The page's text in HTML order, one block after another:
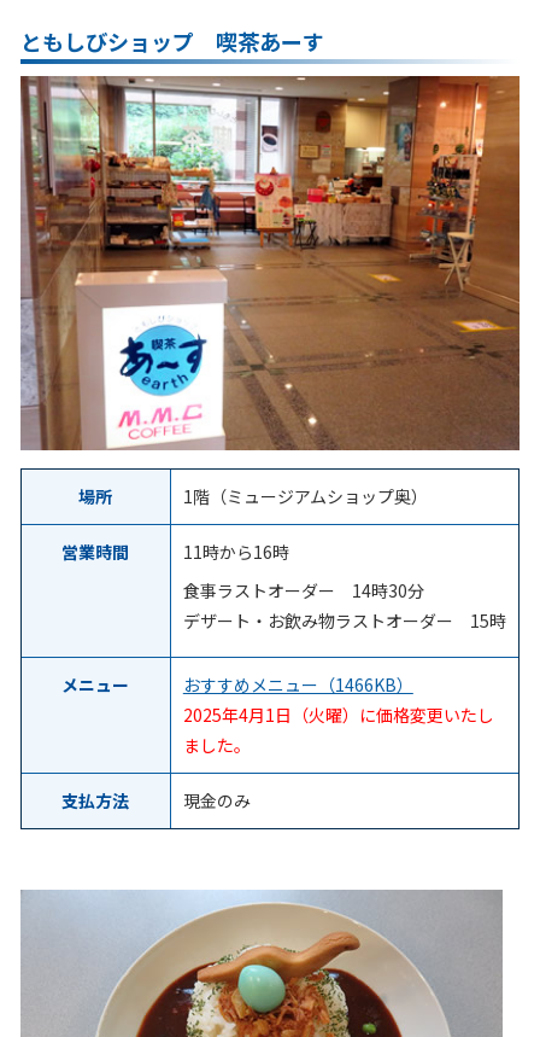
ともしびショップ 喫茶あーす
場所 1階（ミュージアムショップ奥）
営業時間
11時から16時
食事ラストオーダー 14時30分
デザート・お飲み物ラストオーダー 15時
メニュー
おすすめメニュー（1466KB）
2025年4月1日（火曜）に価格変更いたし
ました。
支払方法 現金のみ